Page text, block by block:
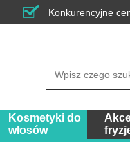
Konkurencyjne
Kosmetyki do
włosów